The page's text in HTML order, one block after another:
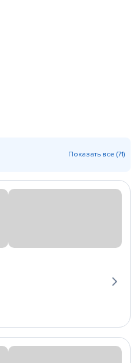
Показать все (71)